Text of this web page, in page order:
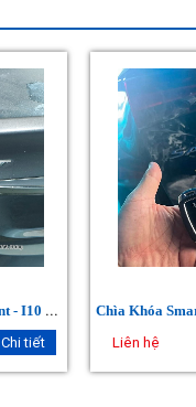
C
hìa Khóa Hyundai Accent - I10 - Santafe..
Chi tiết Liên hệ